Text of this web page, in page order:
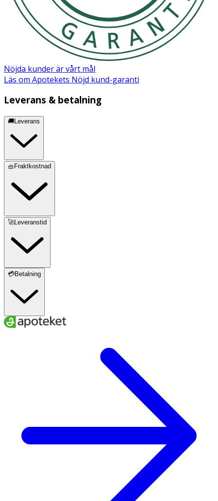
Nöjda kunder är vårt mål
Läs om Apotekets Nöjd kund-garanti
Leverans & betalning
🚚Leverans
🧺Fraktkostnad
🚀Leveranstid
💳Betalning